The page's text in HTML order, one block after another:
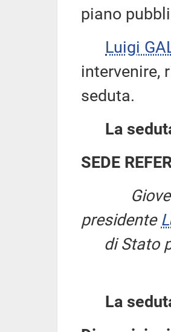
piano
Luigi
intervenire,
seduta.
La
SEDE
presidente
di Stato
La